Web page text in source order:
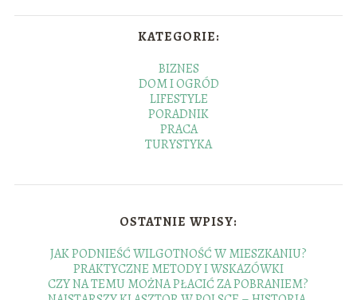
KATEGORIE:
BIZNES
DOM I OGRÓD
LIFESTYLE
PORADNIK
PRACA
TURYSTYKA
OSTATNIE WPISY:
JAK PODNIEŚĆ WILGOTNOŚĆ W MIESZKANIU?
PRAKTYCZNE METODY I WSKAZÓWKI
CZY NA TEMU MOŻNA PŁACIĆ ZA POBRANIEM?